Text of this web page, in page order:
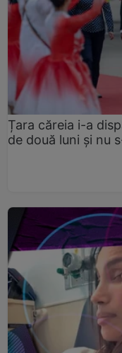
Țara căreia i-a
de două luni și nu